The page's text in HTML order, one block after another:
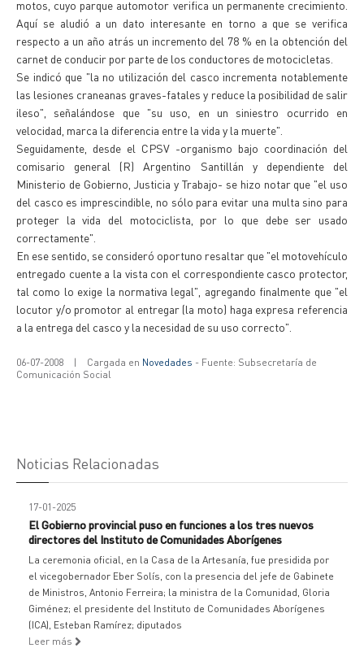
motos, cuyo parque automotor verifica un permanente crecimiento.
Aquí se aludió a un dato interesante en torno a que se verifica
respecto a un año atrás un incremento del 78 % en la obtención del
carnet de conducir por parte de los conductores de motocicletas.
Se indicó que "la no utilización del casco incrementa notablemente
las lesiones craneanas graves-fatales y reduce la posibilidad de salir
ileso", señalándose que "su uso, en un siniestro ocurrido en
velocidad, marca la diferencia entre la vida y la muerte".
Seguidamente, desde el CPSV -organismo bajo coordinación del
comisario general (R) Argentino Santillán y dependiente del
Ministerio de Gobierno, Justicia y Trabajo- se hizo notar que "el uso
del casco es imprescindible, no sólo para evitar una multa sino para
proteger la vida del motociclista, por lo que debe ser usado
correctamente".
En ese sentido, se consideró oportuno resaltar que "el motovehículo
entregado cuente a la vista con el correspondiente casco protector,
tal como lo exige la normativa legal", agregando finalmente que "el
locutor y/o promotor al entregar (la moto) haga expresa referencia
a la entrega del casco y la necesidad de su uso correcto".
06-07-2008 | Cargada en Novedades - Fuente: Subsecretaría de
Comunicación Social
Noticias Relacionadas
17-01-2025
El Gobierno provincial puso en funciones a los tres nuevos
directores del Instituto de Comunidades Aborígenes
La ceremonia oficial, en la Casa de la Artesanía, fue presidida por
el vicegobernador Eber Solís, con la presencia del jefe de Gabinete
de Ministros, Antonio Ferreira; la ministra de la Comunidad, Gloria
Giménez; el presidente del Instituto de Comunidades Aborígenes
(ICA), Esteban Ramírez; diputados
Leer más